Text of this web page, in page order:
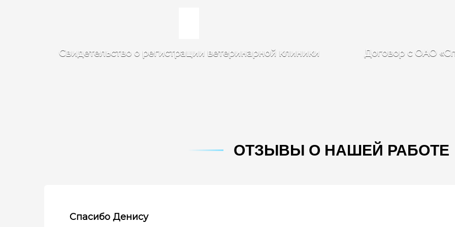
Свидетельство о регистрации ветеринарной клиники Договор с ОАО
ОТЗЫВЫ О НАШЕЙ РАБОТЕ
Спасибо Денису